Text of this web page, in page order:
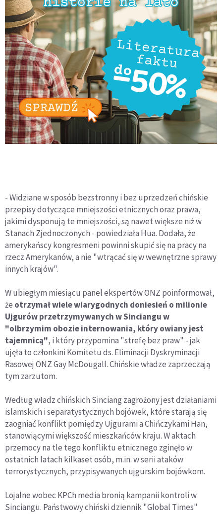
- Widziane w sposób bezstronny i bez uprzedzeń chińskie
przepisy dotyczące mniejszości etnicznych oraz prawa,
jakimi dysponują te mniejszości, są nawet większe niż w
Stanach Zjednoczonych - powiedziała Hua. Dodała, że
amerykańscy kongresmeni powinni skupić się na pracy na
rzecz Amerykanów, a nie "wtrącać się w wewnętrzne sprawy
innych krajów".
W ubiegłym miesiącu panel ekspertów ONZ poinformował,
że otrzymał wiele wiarygodnych doniesień o milionie
Ujgurów przetrzymywanych w Sinciangu w
"olbrzymim obozie internowania, który owiany jest
tajemnicą", i który przypomina "strefę bez praw" - jak
ujęła to członkini Komitetu ds. Eliminacji Dyskryminacji
Rasowej ONZ Gay McDougall. Chińskie władze zaprzeczają
tym zarzutom.
Według władz chińskich Sinciang zagrożony jest działaniami
islamskich i separatystycznych bojówek, które starają się
zaogniać konflikt pomiędzy Ujgurami a Chińczykami Han,
stanowiącymi większość mieszkańców kraju. W aktach
przemocy na tle tego konfliktu etnicznego zginęło w
ostatnich latach kilkaset osób, m.in. w serii ataków
terrorystycznych, przypisywanych ujgurskim bojówkom.
Lojalne wobec KPCh media bronią kampanii kontroli w
Sinciangu. Państwowy chiński dziennik "Global Times"